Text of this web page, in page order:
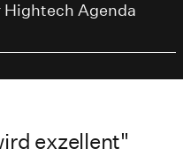
Hightech Agenda
exzellent"